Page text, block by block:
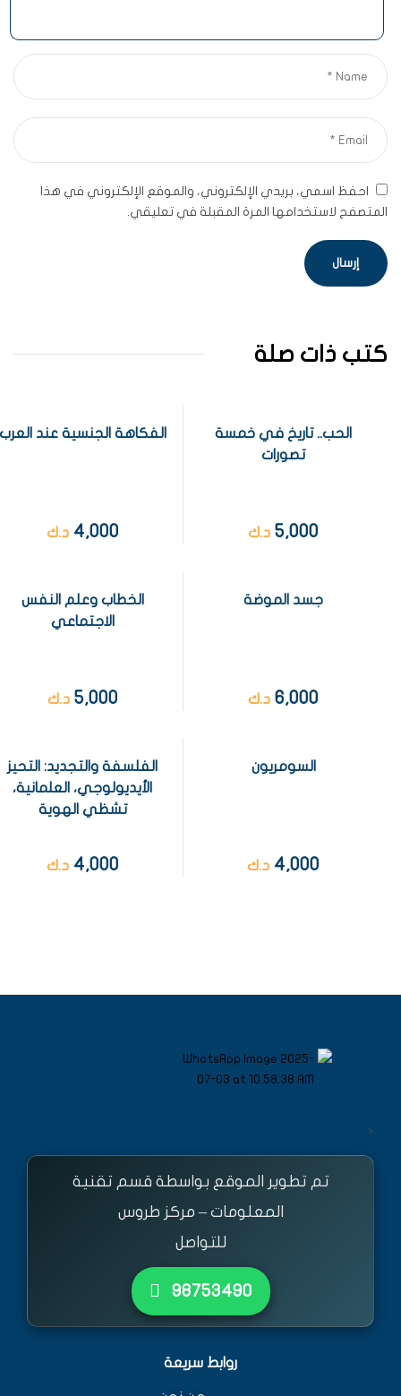
احفظ اسمي، بريدي الإلكتروني، والموقع الإلكتروني في هذا
المتصفح لاستخدامها المرة المقبلة في تعليقي.
كتب ذات صلة
الحب.. تاريخ في خمسة
تصورات
5,000 د.ك
الفكاهة الجنسية عند العرب
4,000 د.ك
جسد الموضة
6,000 د.ك
الخطاب وعلم النفس
الاجتماعي
5,000 د.ك
السومريون
4,000 د.ك
الفلسفة والتجديد: التحيز
الأيديولوجي، العلمانية،
تشظي الهوية
4,000 د.ك
<
تم تطوير الموقع بواسطة قسم تقنية
المعلومات – مركز طروس
للتواصل
٩٨٧٥٣٤٩٠
روابط سريعة